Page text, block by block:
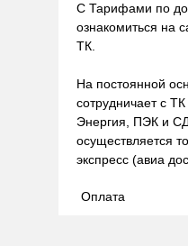
С Тарифами по
ознакомиться на
ТК.
На постоянной
сотрудничает с
Энергия, ПЭК и
осуществляется
экспресс (авиа
Оплата